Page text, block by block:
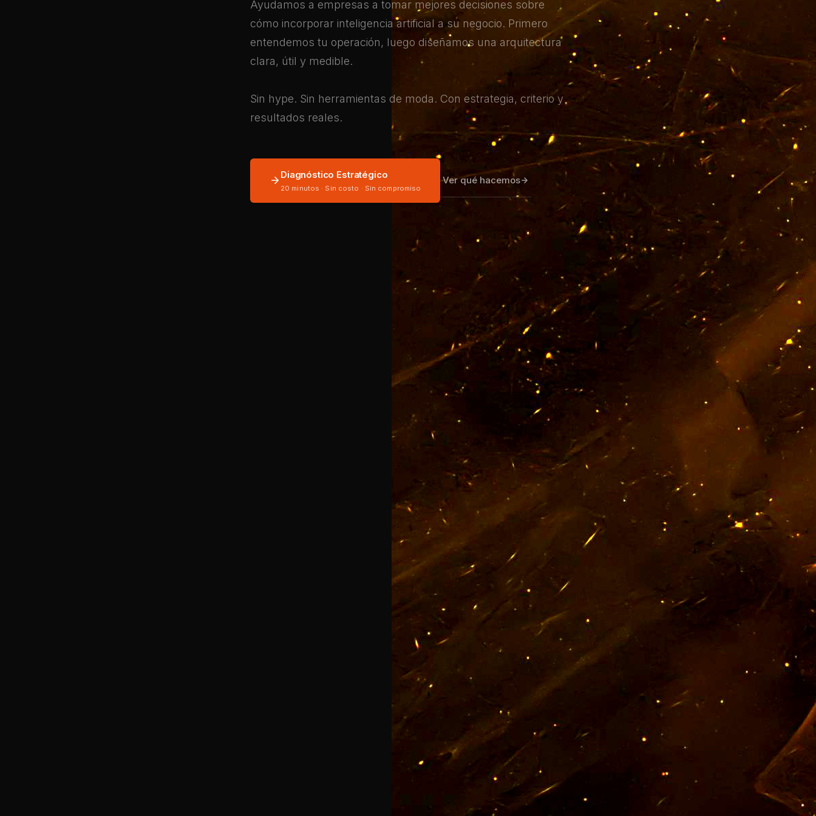
Ayudamos a empresas a tomar mejores decisiones sobre
cómo incorporar inteligencia artificial a su negocio. Primero
entendemos tu operación, luego diseñamos una arquitectura
clara, útil y medible.
Sin hype. Sin herramientas de moda. Con estrategia, criterio y
resultados reales.
Diagnóstico Estratégico
20 minutos · Sin costo · Sin compromiso
Ver qué hacemos